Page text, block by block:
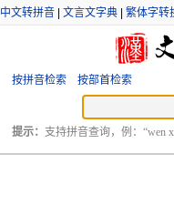
中文转拼音 文言文字典 繁体字转
按拼音检索 按部首检索
提示： 支持拼音查询，例：“wen